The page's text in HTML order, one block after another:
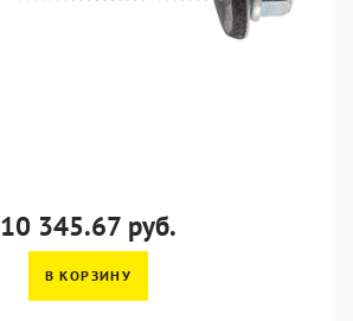
10 345.67 руб.
В КОРЗИНУ